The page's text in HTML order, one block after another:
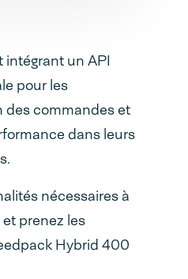
un API
pour les
des commandes et
dans leurs
nécessaires à
prenez les
Hybrid 400